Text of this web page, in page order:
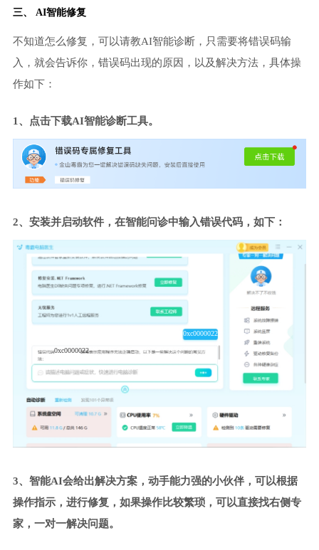
三、 AI智能修复
不知道怎么修复，可以请教AI智能诊断，只需要将错误码输
入，就会告诉你，错误码出现的原因，以及解决方法，具体操
作如下：
1、点击下载AI智能诊断工具。
2、安装并启动软件，在智能问诊中输入错误代码，如下：
0xc0000022
0xc0000022
3、智能AI会给出解决方案，动手能力强的小伙伴，可以根据
操作指示，进行修复，如果操作比较繁琐，可以直接找右侧专
家，一对一解决问题。